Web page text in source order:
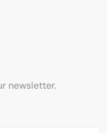
newsletter.